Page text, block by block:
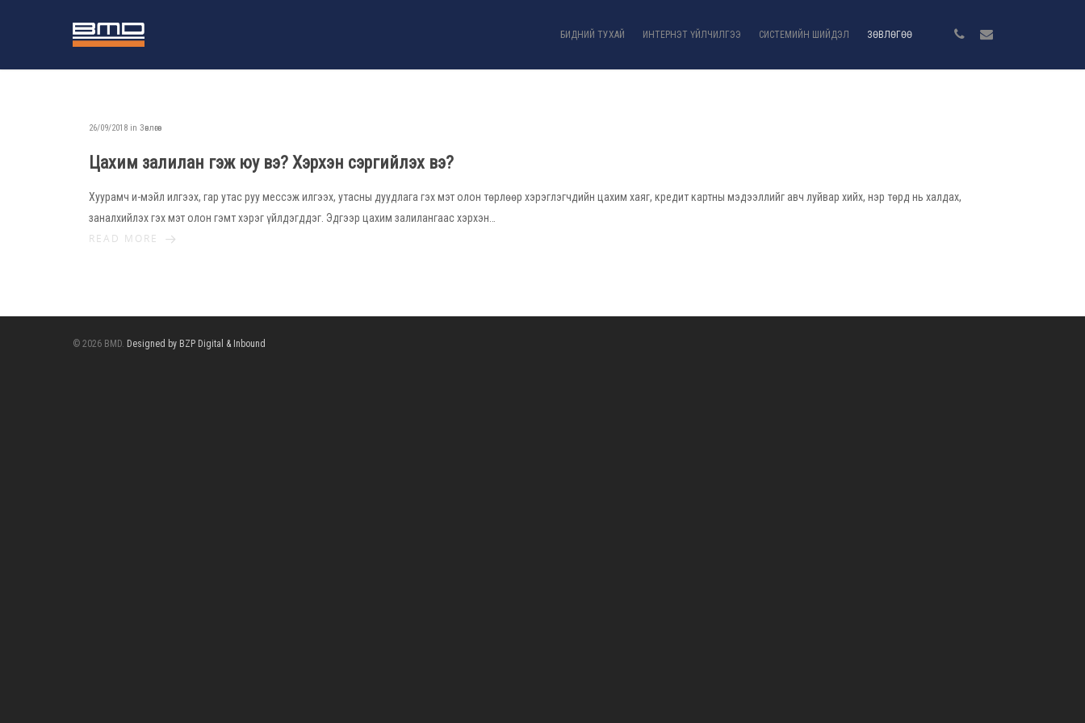
БИДНИЙ ТУХАЙ ИНТЕРНЭТ ҮЙЛЧИЛГЭЭ СИСТЕМИЙН ШИЙДЭЛ ЗӨВЛӨГӨӨ
26/09/2018 in Зөвлөгөө
Цахим залилан гэж юу вэ? Хэрхэн сэргийлэх вэ?
Хуурамч и-мэйл илгээх, гар утас руу мессэж илгээх, утасны дуудлага гэх мэт олон төрлөөр хэрэглэгчдийн цахим хаяг, кредит картны мэдээллийг авч луйвар хийх, нэр төрд нь халдах,
заналхийлэх гэх мэт олон гэмт хэрэг үйлдэгддэг. Эдгээр цахим залилангаас хэрхэн…
READ MORE
© 2026 BMD. Designed by BZP Digital & Inbound